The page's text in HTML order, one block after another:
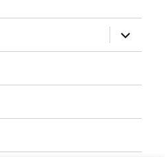
Zobrazit
položky